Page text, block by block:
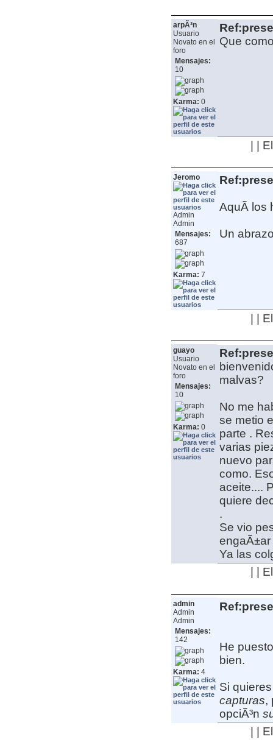
arpÃ³n
Usuario
Novato en el
foro
Mensajes:
10
Karma: 0
Que
| |
Jeromo
Admin
Admin
Mensajes:
687
Karma: 7
AquÃ­ los
Un
| |
guayo
Usuario
Novato en el
foro
Mensajes:
10
Karma: 0
malvas?
No me
se metio
parte .
varias
nuevo
como.
aceite....
quiere
.
Se vio
engaÃ±ar
Ya las
| |
admin
Admin
Admin
Mensajes:
142
Karma: 4
He
bien.
Si
capturas,
opciÃ³n
| |